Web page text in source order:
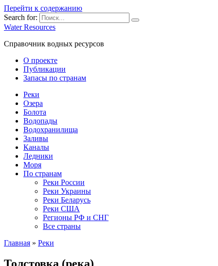
Перейти к содержанию
Search for:
Water Resources
Справочник водных ресурсов
О проекте
Публикации
Запасы по странам
Реки
Озера
Болота
Водопады
Водохранилища
Заливы
Каналы
Ледники
Моря
По странам
Реки России
Реки Украины
Реки Беларусь
Реки США
Регионы РФ и СНГ
Все страны
Главная » Реки